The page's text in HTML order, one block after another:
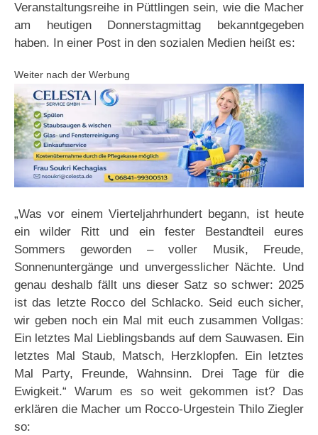
Veranstaltungsreihe in Püttlingen sein, wie die Macher
am heutigen Donnerstagmittag bekanntgegeben
haben. In einer Post in den sozialen Medien heißt es:
Weiter nach der Werbung
„Was vor einem Vierteljahrhundert begann, ist heute
ein wilder Ritt und ein fester Bestandteil eures
Sommers geworden – voller Musik, Freude,
Sonnenuntergänge und unvergesslicher Nächte. Und
genau deshalb fällt uns dieser Satz so schwer: 2025
ist das letzte Rocco del Schlacko. Seid euch sicher,
wir geben noch ein Mal mit euch zusammen Vollgas:
Ein letztes Mal Lieblingsbands auf dem Sauwasen. Ein
letztes Mal Staub, Matsch, Herzklopfen. Ein letztes
Mal Party, Freunde, Wahnsinn. Drei Tage für die
Ewigkeit.“ Warum es so weit gekommen ist? Das
erklären die Macher um Rocco-Urgestein Thilo Ziegler
so: